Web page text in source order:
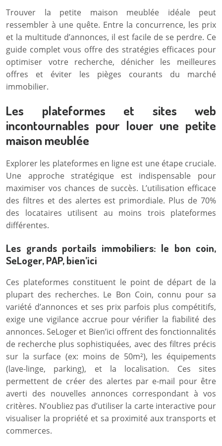
Trouver la petite maison meublée idéale peut
ressembler à une quête. Entre la concurrence, les prix
et la multitude d’annonces, il est facile de se perdre. Ce
guide complet vous offre des stratégies efficaces pour
optimiser votre recherche, dénicher les meilleures
offres et éviter les pièges courants du marché
immobilier.
Les plateformes et sites web
incontournables pour louer une petite
maison meublée
Explorer les plateformes en ligne est une étape cruciale.
Une approche stratégique est indispensable pour
maximiser vos chances de succès. L’utilisation efficace
des filtres et des alertes est primordiale. Plus de 70%
des locataires utilisent au moins trois plateformes
différentes.
Les grands portails immobiliers: le bon coin,
SeLoger, PAP, bien’ici
Ces plateformes constituent le point de départ de la
plupart des recherches. Le Bon Coin, connu pour sa
variété d’annonces et ses prix parfois plus compétitifs,
exige une vigilance accrue pour vérifier la fiabilité des
annonces. SeLoger et Bien’ici offrent des fonctionnalités
de recherche plus sophistiquées, avec des filtres précis
sur la surface (ex: moins de 50m²), les équipements
(lave-linge, parking), et la localisation. Ces sites
permettent de créer des alertes par e-mail pour être
averti des nouvelles annonces correspondant à vos
critères. N’oubliez pas d’utiliser la carte interactive pour
visualiser la propriété et sa proximité aux transports et
commerces.